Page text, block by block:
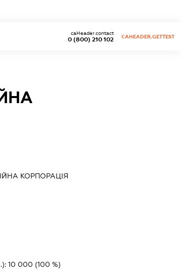
0 (800) 210 102
caHeader.contact
CAHEADER.GETTEST
КОРПОРАЦІЯ
10 000 (100 %)